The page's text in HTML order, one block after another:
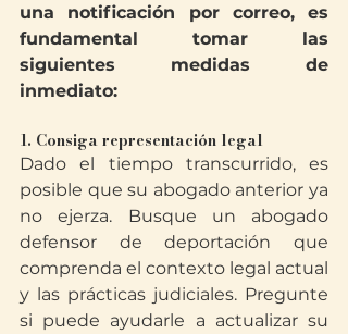
una notificación por correo, es
fundamental tomar las
siguientes medidas de
inmediato:
1. Consiga representación legal
Dado el tiempo transcurrido, es
posible que su abogado anterior ya
no ejerza. Busque un abogado
defensor de deportación que
comprenda el contexto legal actual
y las prácticas judiciales. Pregunte
si puede ayudarle a actualizar su